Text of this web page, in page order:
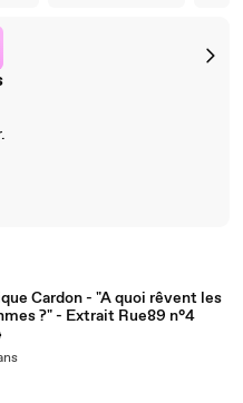
Cardon - "A quoi rêvent les
?" - Extrait Rue89 n°4